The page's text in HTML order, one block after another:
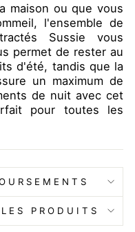
maison ou que vous
l'ensemble de
Sussie vous
permet de rester au
d'été, tandis que la
un maximum de
de nuit avec cet
pour toutes les
PRODUITS